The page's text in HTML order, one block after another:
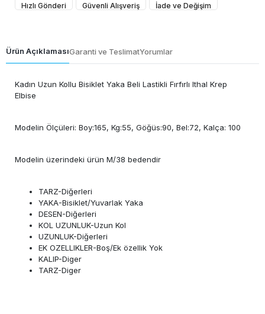
Hızlı Gönderi Güvenli Alışveriş İade ve Değişim
Ürün AçıklamasıGaranti ve TeslimatYorumlar
Kadın Uzun Kollu Bisiklet Yaka Beli Lastikli Fırfırlı Ithal Krep
Elbise
Modelin Ölçüleri: Boy:165, Kg:55, Göğüs:90, Bel:72, Kalça: 100
Modelin üzerindeki ürün M/38 bedendir
TARZ-Diğerleri
YAKA-Bisiklet/Yuvarlak Yaka
DESEN-Diğerleri
KOL UZUNLUK-Uzun Kol
UZUNLUK-Diğerleri
EK OZELLIKLER-Boş/Ek özellik Yok
KALIP-Diger
TARZ-Diger